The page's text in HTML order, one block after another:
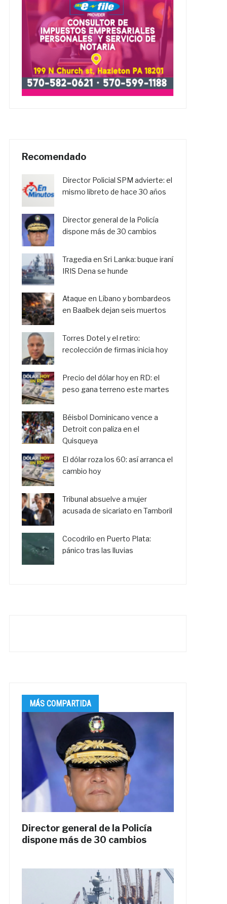
Recomendado
Director Policial SPM advierte: el
mismo libreto de hace 30 años
Director general de la Policía
dispone más de 30 cambios
Tragedia en Sri Lanka: buque iraní
IRIS Dena se hunde
Ataque en Líbano y bombardeos
en Baalbek dejan seis muertos
Torres Dotel y el retiro:
recolección de firmas inicia hoy
Precio del dólar hoy en RD: el
peso gana terreno este martes
Béisbol Dominicano vence a
Detroit con paliza en el
Quisqueya
El dólar roza los 60: así arranca el
cambio hoy
Tribunal absuelve a mujer
acusada de sicariato en Tamboril
Cocodrilo en Puerto Plata:
pánico tras las lluvias
MÁS COMPARTIDA
Director general de la Policía
dispone más de 30 cambios